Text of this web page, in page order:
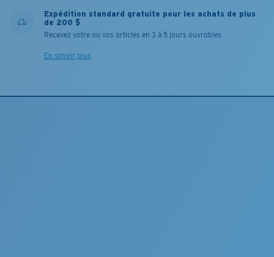
Expédition standard gratuite pour les achats de plus
de 200 $
Recevez votre ou vos articles en 3 à 5 jours ouvrables.
En savoir plus